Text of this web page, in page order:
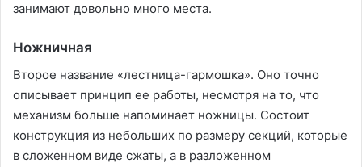
занимают довольно много места.
Ножничная
Второе название «лестница-гармошка». Оно точно
описывает принцип ее работы, несмотря на то, что
механизм больше напоминает ножницы. Состоит
конструкция из небольших по размеру секций, которые
в сложенном виде сжаты, а в разложенном